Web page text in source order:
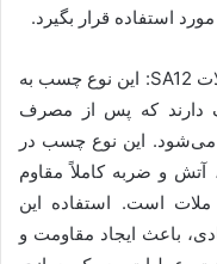
استفاده قرار بگیرد.
چسب بتن مخصوص آب بندی و تقویت ملات SA12: این نوع چسب به
دارند که پس از مصرف
می‌شود. این نوع چسب در
آتش و ضربه کاملاً مقاوم
است. استفاده این
باعث ایجاد مقاومت و